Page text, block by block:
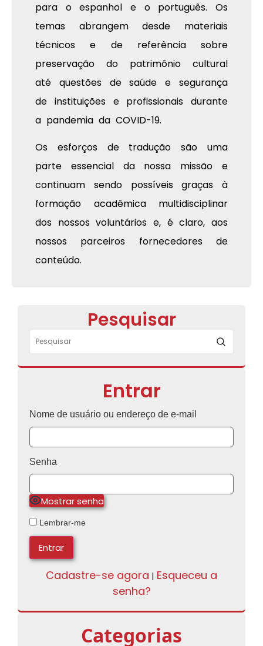
para o espanhol e o português. Os
temas abrangem desde materiais
técnicos e de referência sobre
preservação do patrimônio cultural
até questões de saúde e segurança
de instituições e profissionais durante
a pandemia da COVID-19.
Os esforços de tradução são uma
parte essencial da nossa missão e
continuam sendo possíveis graças à
formação acadêmica multidisciplinar
dos nossos voluntários e, é claro, aos
nossos parceiros fornecedores de
conteúdo.
Pesquisar
Entrar
Nome de usuário ou endereço de e-mail
Senha
Mostrar senha
Lembrar-me
Cadastre-se agora | Esqueceu a
senha?
Categorias